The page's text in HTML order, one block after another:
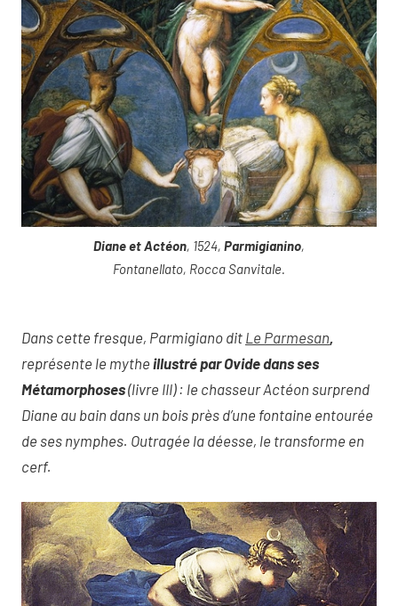
Diane et Actéon, 1524, Parmigianino,
Fontanellato, Rocca Sanvitale.
Dans cette fresque, Parmigiano dit Le Parmesan
représente le mythe illustré par Ovide dans ses
Métamorphoses(livre III) : le chasseur Actéon surprend
Diane au bain dans un bois près d’une fontaine entourée
de ses nymphes. Outragée la déesse, le transforme en
cerf.